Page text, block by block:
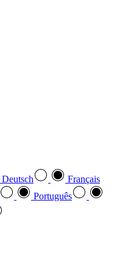
Deutsch
Français
Português